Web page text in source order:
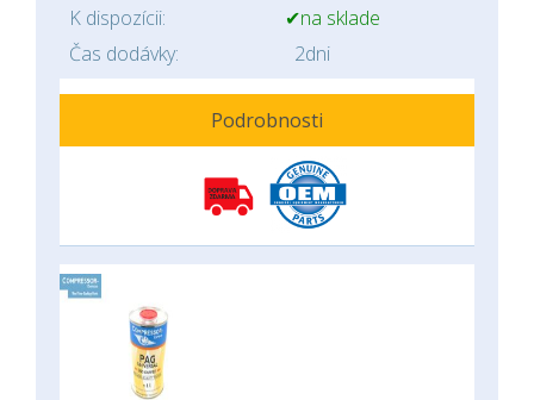
K dispozícii:
✔na sklade
Čas dodávky:
2dni
Podrobnosti